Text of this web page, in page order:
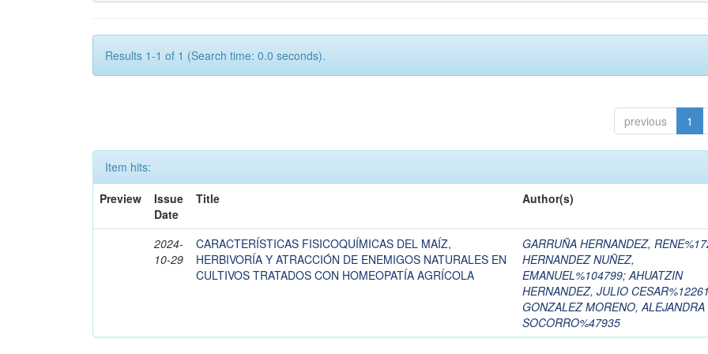
Results 1-1 of 1 (Search time: 0.0 seconds).
previous 1
Item hits:
Preview
Issue
Date
Title Author(s)
2024-
10-29
CARACTERÍSTICAS FISICOQUÍMICAS DEL MAÍZ,
HERBIVORÍA Y ATRACCIÓN DE ENEMIGOS NATURALES EN
CULTIVOS TRATADOS CON HOMEOPATÍA AGRÍCOLA
GARRUÑA HERNANDEZ,
HERNANDEZ NUÑEZ,
EMANUEL%104799;AHUATZIN
HERNANDEZ, JULIO
GONZALEZ MORENO, ALEJANDRA
SOCORRO%47935